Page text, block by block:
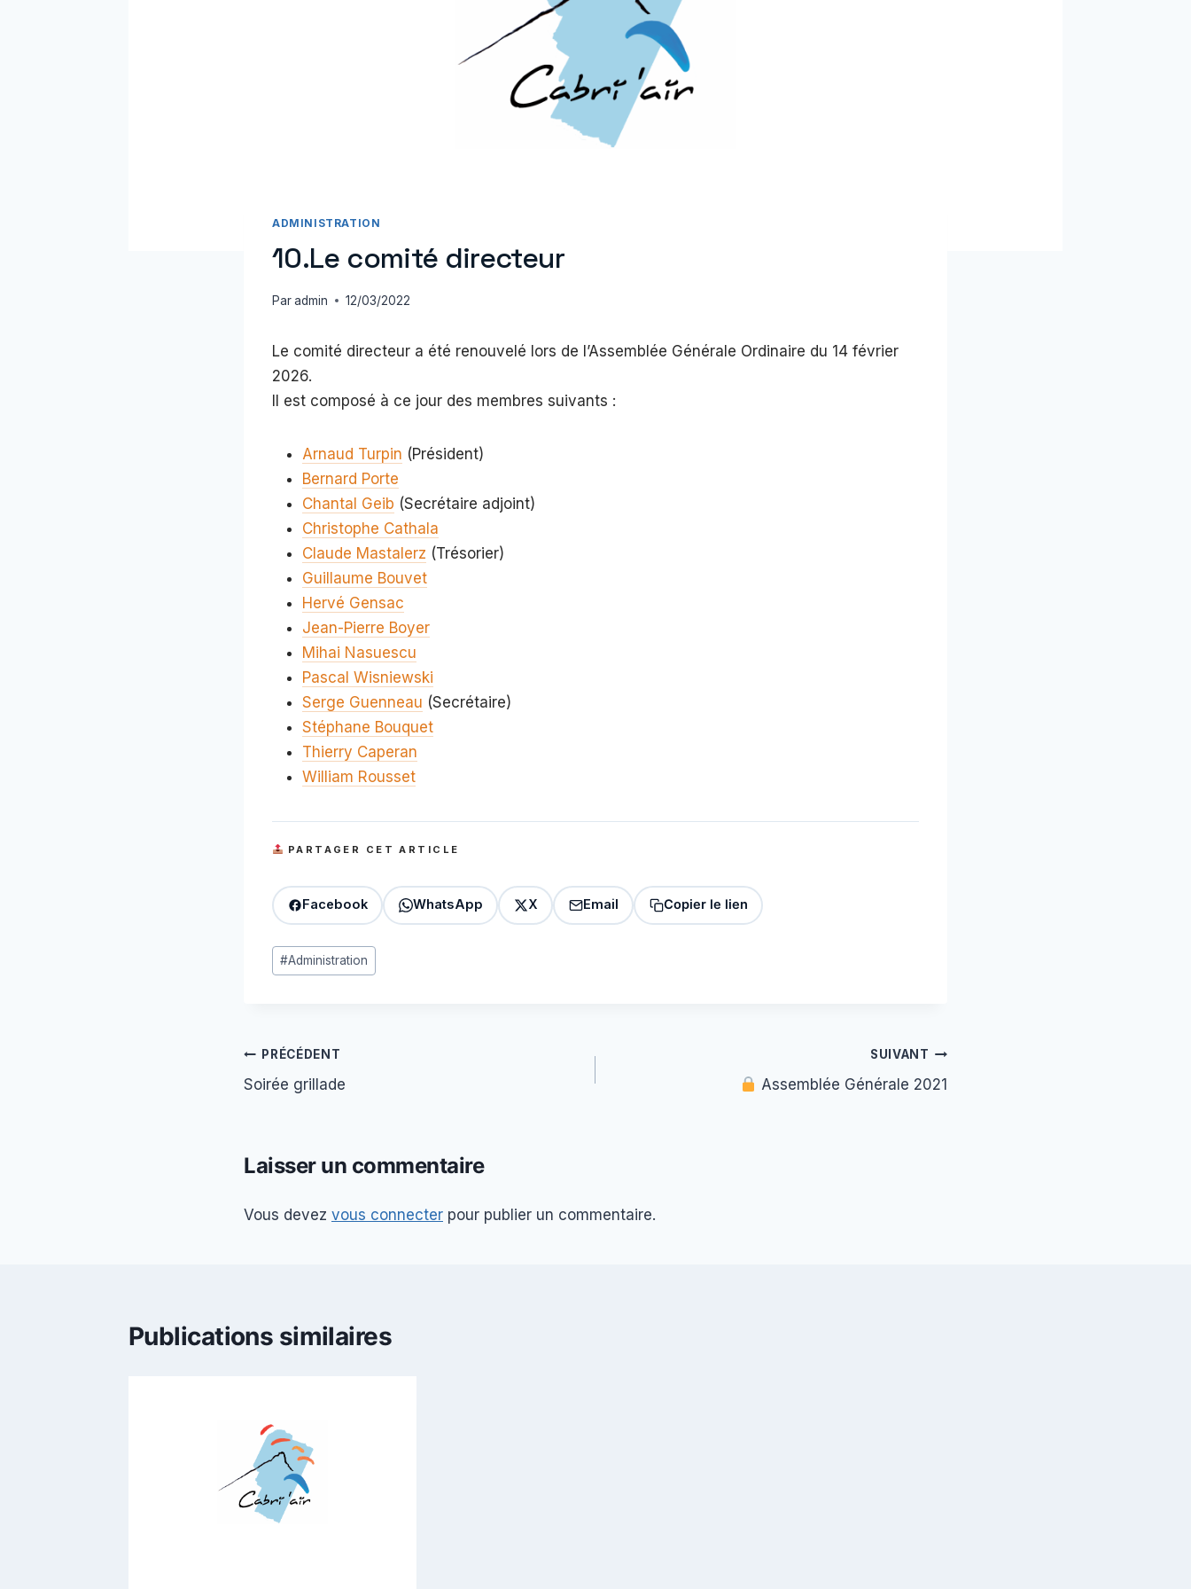
ADMINISTRATION
10.Le comité directeur
Paradmin 12/03/2022
Le comité directeur a été renouvelé lors de l’Assemblée Générale Ordinaire du 14 février
2026.
Il est composé à ce jour des membres suivants :
Arnaud Turpin (Président)
Bernard Porte
Chantal Geib (Secrétaire adjoint)
Christophe Cathala
Claude Mastalerz (Trésorier)
Guillaume Bouvet
Hervé Gensac
Jean-Pierre Boyer
Mihai Nasuescu
Pascal Wisniewski
Serge Guenneau (Secrétaire)
Stéphane Bouquet
Thierry Caperan
William Rousset
PARTAGER CET ARTICLE
Facebook WhatsApp X Email Copier le lien
Étiquettes
de
#Administration
Navigation
de
PRÉCÉDENT
Soirée grillade
SUIVANT
Assemblée Générale 2021
Laisser un commentaire
Vous devez vous connecter pour publier un commentaire.
Publications similaires